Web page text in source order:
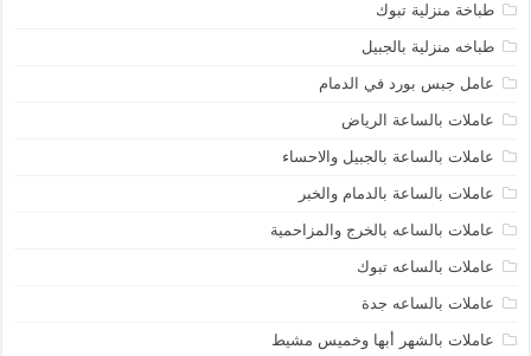
طباخة منزلية تبوك
طباخه منزلية بالجبيل
عامل جبس بورد في الدمام
عاملات بالساعة الرياض
عاملات بالساعة بالجبيل والاحساء
عاملات بالساعة بالدمام والخبر
عاملات بالساعه بالخرج والمزاحمية
عاملات بالساعه تبوك
عاملات بالساعه جدة
عاملات بالشهر أبها وخميس مشيط